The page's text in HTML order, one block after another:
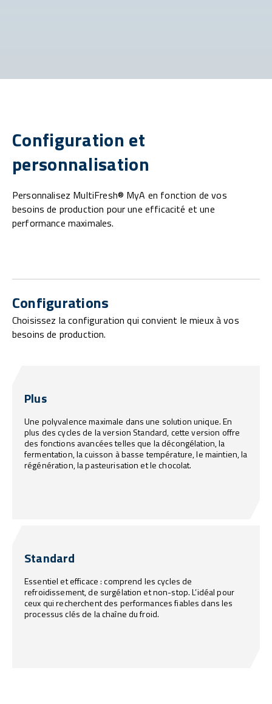
Configuration et
personnalisation
Personnalisez MultiFresh® MyA en fonction de vos
besoins de production pour une efficacité et une
performance maximales.
Configurations
Choisissez la configuration qui convient le mieux à vos
besoins de production.
Plus
Une polyvalence maximale dans une solution unique. En
plus des cycles de la version Standard, cette version offre
des fonctions avancées telles que la décongélation, la
fermentation, la cuisson à basse température, le maintien, la
régénération, la pasteurisation et le chocolat.
Standard
Essentiel et efficace : comprend les cycles de
refroidissement, de surgélation et non-stop. L’idéal pour
ceux qui recherchent des performances fiables dans les
processus clés de la chaîne du froid.